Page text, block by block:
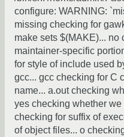
configure: WARNING:
missing checking for
make sets $(MAKE)...
maintainer-specific
for style of include used
gcc... gcc checking for C
name... a.out checking
yes checking whether
checking for suffix of
of object files... o